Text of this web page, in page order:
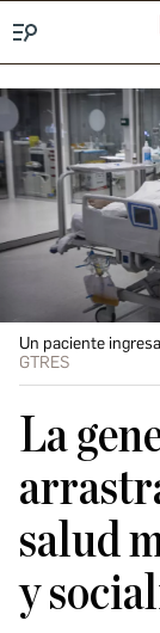
Un paciente
GTRES
La
salud
y